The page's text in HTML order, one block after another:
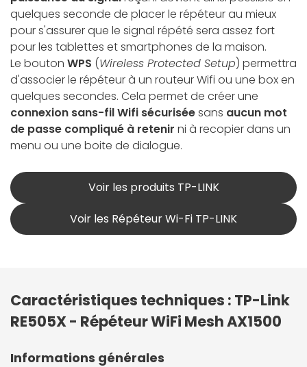
quelques seconde de placer le répéteur au mieux
pour s'assurer que le signal répété sera assez fort
pour les tablettes et smartphones de la maison.
Le bouton WPS (Wireless Protected Setup) permettra
d'associer le répéteur à un routeur Wifi ou une box en
quelques secondes. Cela permet de créer une
connexion sans-fil Wifi sécuriséesans aucun mot
de passe compliqué à retenir ni à recopier dans un
menu ou une boite de dialogue.
Voir les produits TP-LINK
Voir les Répéteur Wi-Fi TP-LINK
Caractéristiques techniques : TP-Link
RE505X - Répéteur WiFi Mesh AX1500
Informations générales